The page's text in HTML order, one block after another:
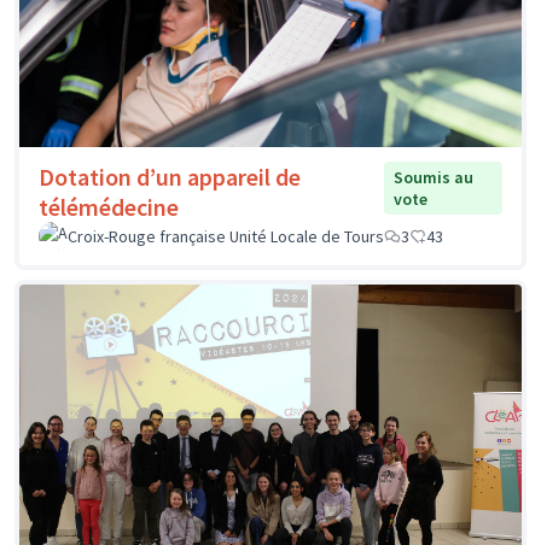
Dotation d’un appareil de
télémédecine
Soumis au
vote
Croix-Rouge française Unité Locale de Tours
3 43